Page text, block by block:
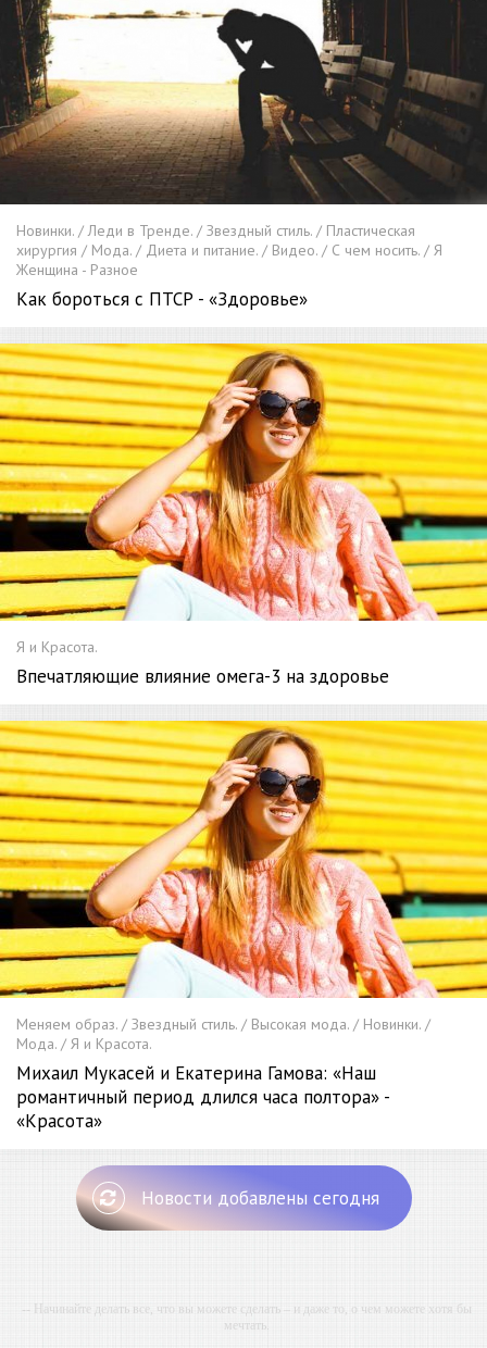
Новинки. / Леди в Тренде. / Звездный стиль. / Пластическая
хирургия / Мода. / Диета и питание. / Видео. / С чем носить. / Я
Женщина - Разное
Как бороться с ПТСР - «Здоровье»
Я и Красота.
Впечатляющие влияние омега-3 на здоровье
Меняем образ. / Звездный стиль. / Высокая мода. / Новинки. /
Мода. / Я и Красота.
Михаил Мукасей и Екатерина Гамова: «Наш
романтичный период длился часа полтора» -
«Красота»
Новости добавлены сегодня
-- Начинайте делать все, что вы можете сделать – и даже то, о чем можете хотя бы
мечтать.